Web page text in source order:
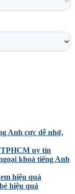
Anh cực dễ nhớ,
TPHCM uy tín
khoá tiếng Anh
hiệu quả
hiệu quả